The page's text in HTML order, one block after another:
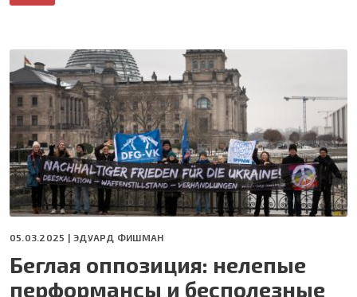
05.03.2025 |ЭДУАРД ФИШМАН
Беглая оппозиция: нелепые
перформансы и бесполезные